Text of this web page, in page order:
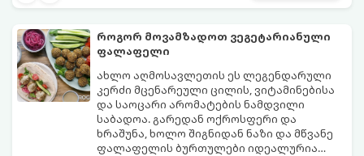
როგორ მოვამზადოთ ვეგეტარიანული
ფალაფელი
ახლო აღმოსავლეთის ეს ლეგენდარული
კერძი მცენარეული ცილის, ვიტამინებისა
და საოცარი არომატების ნამდვილი
საბადოა. გარედან ოქროსფერი და
ხრაშუნა, ხოლო შიგნიდან ნაზი და მწვანე
ფალაფელის ბურთულები იდეალურია